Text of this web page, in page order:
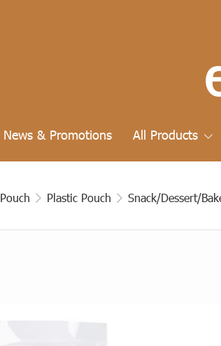
News & Promotions All Products
Pouch Plastic Pouch Snack/Dessert/